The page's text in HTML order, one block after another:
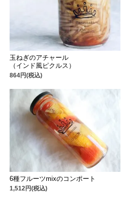
玉ねぎのアチャール
（インド風ピクルス）
864円(税込)
6種フルーツmixのコンポート
1,512円(税込)